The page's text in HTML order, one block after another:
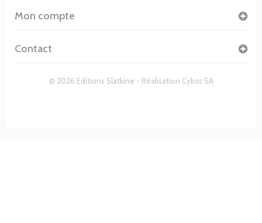
© 2026 Editions Slatkine - Réalisation Cybor SA
Mon compte
Contact